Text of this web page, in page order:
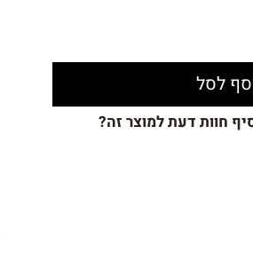
לסל
חוות דעת למוצר זה?